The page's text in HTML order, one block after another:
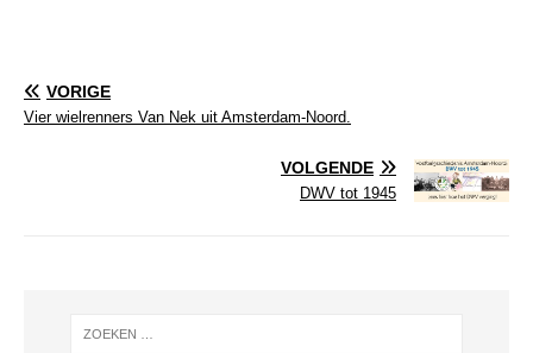
VORIGE
Vier wielrenners Van Nek uit Amsterdam-Noord.
VOLGENDE
DWV tot 1945